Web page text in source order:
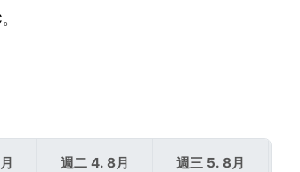
週二 4. 8月 週三 5. 8月